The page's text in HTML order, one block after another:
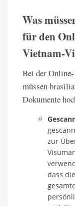
Was
für den
Vietnam-
Bei der
müssen
Dokumente
zur
dass